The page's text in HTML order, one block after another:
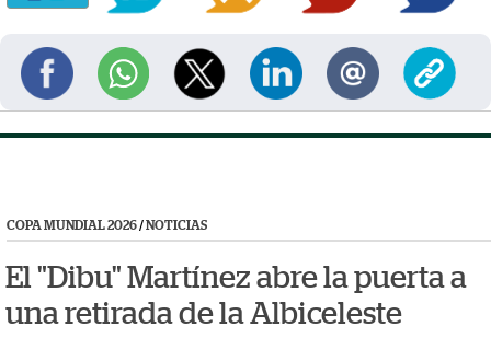
COPA MUNDIAL 2026/NOTICIAS
El "Dibu" Martínez abre la puerta a
una retirada de la Albiceleste